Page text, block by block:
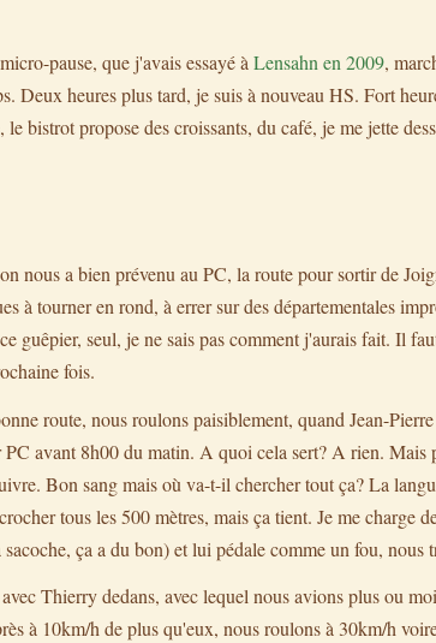
pause, que j'avais essayé à Lensahn en 2009,
Deux heures plus tard, je suis à nouveau HS. Fort
bistrot propose des croissants, du café, je me jette
nous a bien prévenu au PC, la route pour sortir de
à tourner en rond, à errer sur des départementales
guêpier, seul, je ne sais pas comment j'aurais fait. Il
fois.
route, nous roulons paisiblement, quand Jean-
avant 8h00 du matin. A quoi cela sert? A rien.
Bon sang mais où va-t-il chercher tout ça? La
tous les 500 mètres, mais ça tient. Je me charge
ça a du bon) et lui pédale comme un fou, nous
Thierry dedans, avec lequel nous avions plus ou
à 10km/h de plus qu'eux, nous roulons à 30km/h